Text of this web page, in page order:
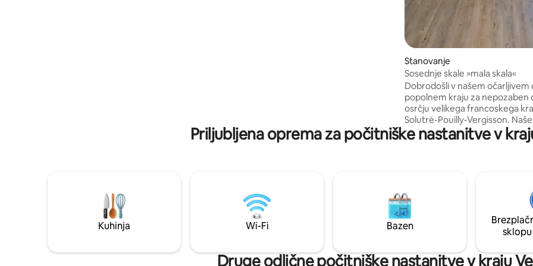
Stanovanje
Sosednje skale »mala skala«
Dobrodošli v našem očarljivem
popolnem kraju za nepozaben
osrčju velikega francoskega
Solutré-Pouilly-Vergisson. Naše
prenočišče, ki je kot nalašč za
osamljene popotnike,
sprehajalec 🥰 ali ljubitelji
sprehodov. Obiščete lahko tudi
obiščete številne bližnje
Priljubljena oprema za počitniške nastanitve v
Kuhinja Wi-Fi Bazen
Druge odlične počitniške nastanitve v kraju